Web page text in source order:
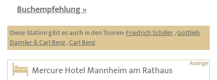
Buchempfehlung »
Diese Station gibt es auch in den Touren:Friedrich Schiller,Gottlieb
Daimler & Carl Benz,Carl Benz
Mercure Hotel Mannheim am Rathaus